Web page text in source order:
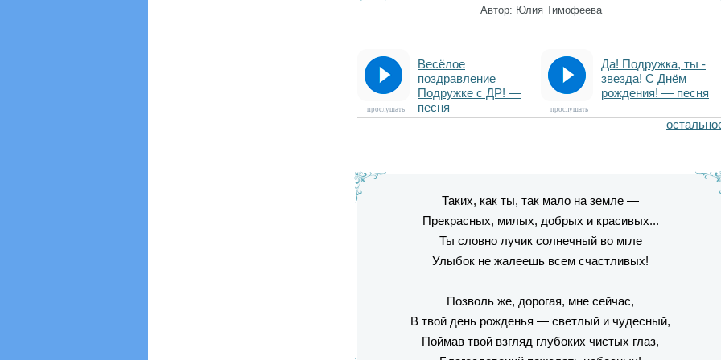
Автор: Юлия Тимофеева
Весёлое
поздравление
Подружке с ДР! —
песня
прослушать
Да! Подружка, ты -
звезда! С Днём
рождения! — песня
прослушать
Таких, как ты, так мало на земле —
Прекрасных, милых, добрых и красивых...
Ты словно лучик солнечный во мгле
Улыбок не жалеешь всем счастливых!
Позволь же, дорогая, мне сейчас,
В твой день рожденья — светлый и чудесный,
Поймав твой взгляд глубоких чистых глаз,